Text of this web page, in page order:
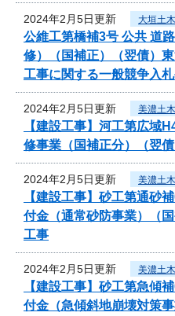
2024年2月5日更新 大垣土
公維工第橋補3号 公共 道
修）（国補正）（翌債）
工事に関する一般競争入
2024年2月5日更新 美濃土
【建設工事】河工第広域
修事業（国補正分）（翌
2024年2月5日更新 美濃土
【建設工事】砂工第通砂
付金（通常砂防事業）（
工事
2024年2月5日更新 美濃土
【建設工事】砂工第急傾
付金（急傾斜地崩壊対策